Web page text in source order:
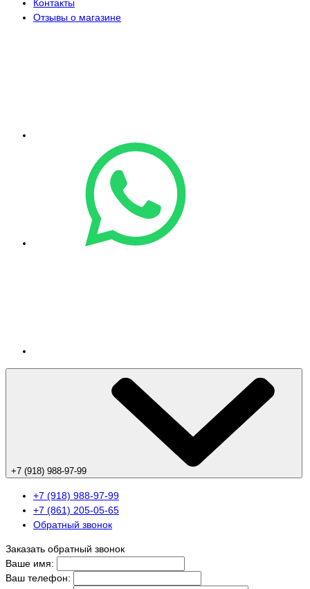
Контакты
Отзывы о магазине
+7 (918) 988-97-99
+7 (918) 988-97-99
+7 (861) 205-05-65
Обратный звонок
Заказать обратный звонок
Ваше имя:
Ваш телефон: